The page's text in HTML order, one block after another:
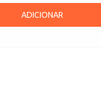
ADICIONAR